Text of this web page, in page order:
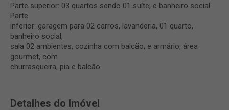
Parte superior: 03 quartos sendo 01 suíte, e banheiro social.
Parte
inferior: garagem para 02 carros, lavanderia, 01 quarto,
banheiro social,
sala 02 ambientes, cozinha com balcão, e armário, área
gourmet, com
churrasqueira, pia e balcão.
Detalhes do Imóvel